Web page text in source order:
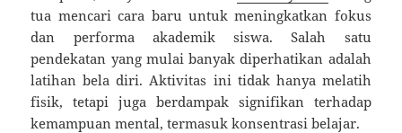
tua mencari cara baru untuk meningkatkan fokus
dan performa akademik siswa. Salah satu
pendekatan yang mulai banyak diperhatikan adalah
latihan bela diri. Aktivitas ini tidak hanya melatih
fisik, tetapi juga berdampak signifikan terhadap
kemampuan mental, termasuk konsentrasi belajar.